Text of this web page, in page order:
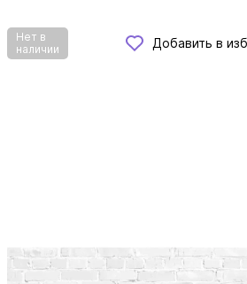
Нет в
наличии
Добавить в